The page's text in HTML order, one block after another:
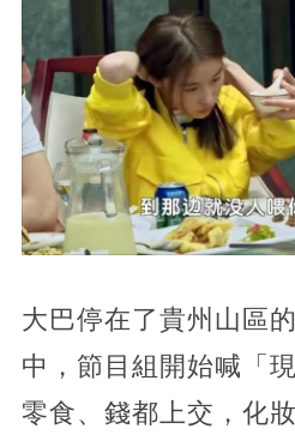
大巴停在了貴州山區
中，節目組開始喊「
零食、錢都上交，化